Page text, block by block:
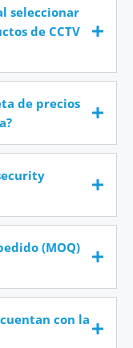
seleccionar
de CCTV
de precios
(MOQ)
con la